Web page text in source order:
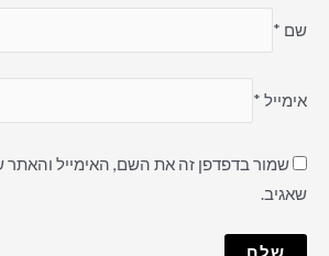
שם *
אימייל *
שמור בדפדפן זה את השם, האימייל
שאגיב.